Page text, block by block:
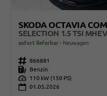
SKODA OCTAVIA
sofort lieferbar Neuwagen
Fahrzeugnr. 866881
Kraftstoff
Benzin
Leistung
110 kW (150 PS)
01.05.2026